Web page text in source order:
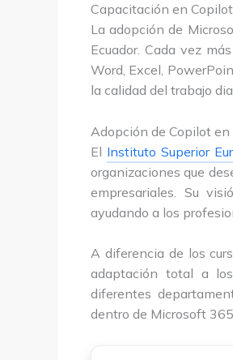
Capacitación en
La adopción de
Ecuador. Cada vez
Word, Excel,
la calidad del trabajo
Adopción de Copilot
El Instituto Superior
organizaciones que
empresariales. Su
ayudando a los
A diferencia de los
adaptación total a
diferentes
dentro de Microsoft